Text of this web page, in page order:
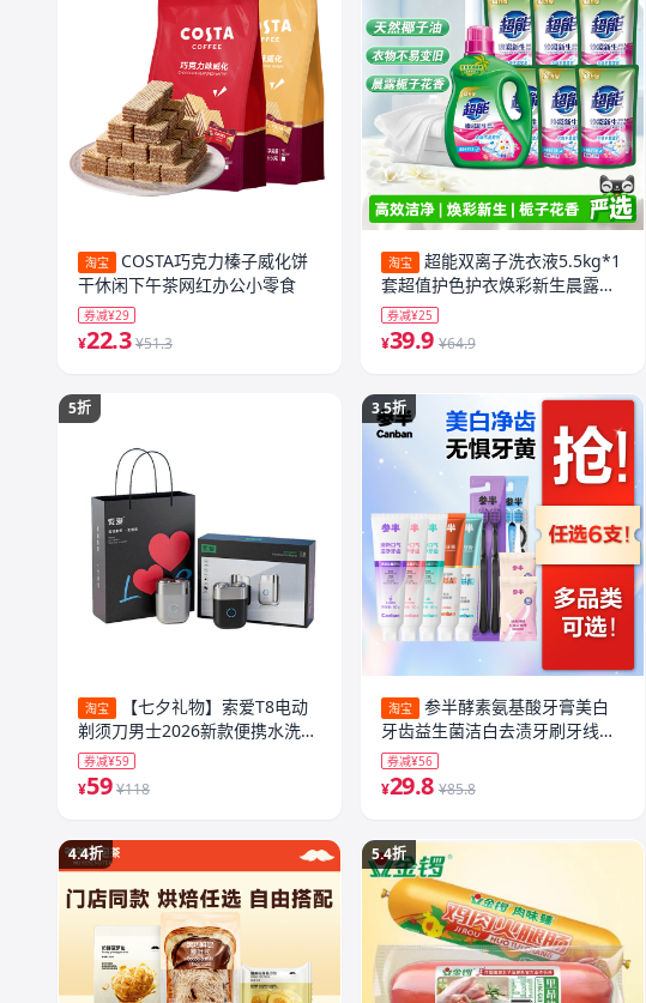
淘宝
COSTA巧克力榛子威化饼
干休闲下午茶网红办公小零食
券减¥29
¥22.3 ¥51.3
5折
淘宝
【七夕礼物】索爱T8电动
剃须刀男士2026新款便携水洗刮
胡刀送男友
券减¥59
¥59 ¥118
4.4折
淘宝
超能双离子洗衣液5.5kg*1
套超值护色护衣焕彩新生晨露栀
子香
券减¥25
¥39.9 ¥64.9
3.5折
淘宝
参半酵素氨基酸牙膏美白
牙齿益生菌洁白去渍牙刷牙线漱
口支80gtkA
券减¥56
¥29.8 ¥85.8
5.4折